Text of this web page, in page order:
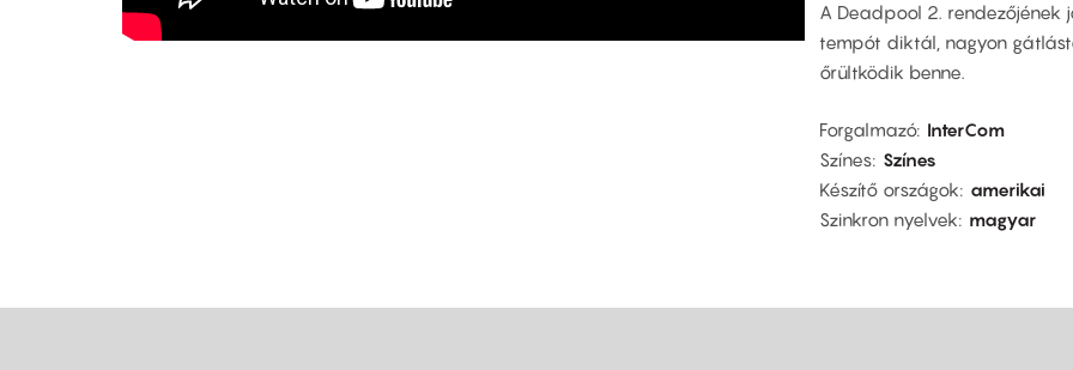
A Deadpool 2.
tempót diktál, nagyon
őrültködik benne.
Forgalmazó InterCom
Színes Színes
Készítő országok
amerikai
Szinkron nyelvek
magyar